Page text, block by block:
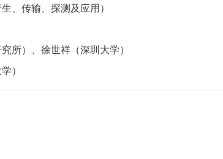
、传输、探测及应用）
所）、徐世祥（深圳大学）
）